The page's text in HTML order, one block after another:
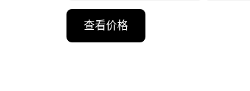
向
查看价格